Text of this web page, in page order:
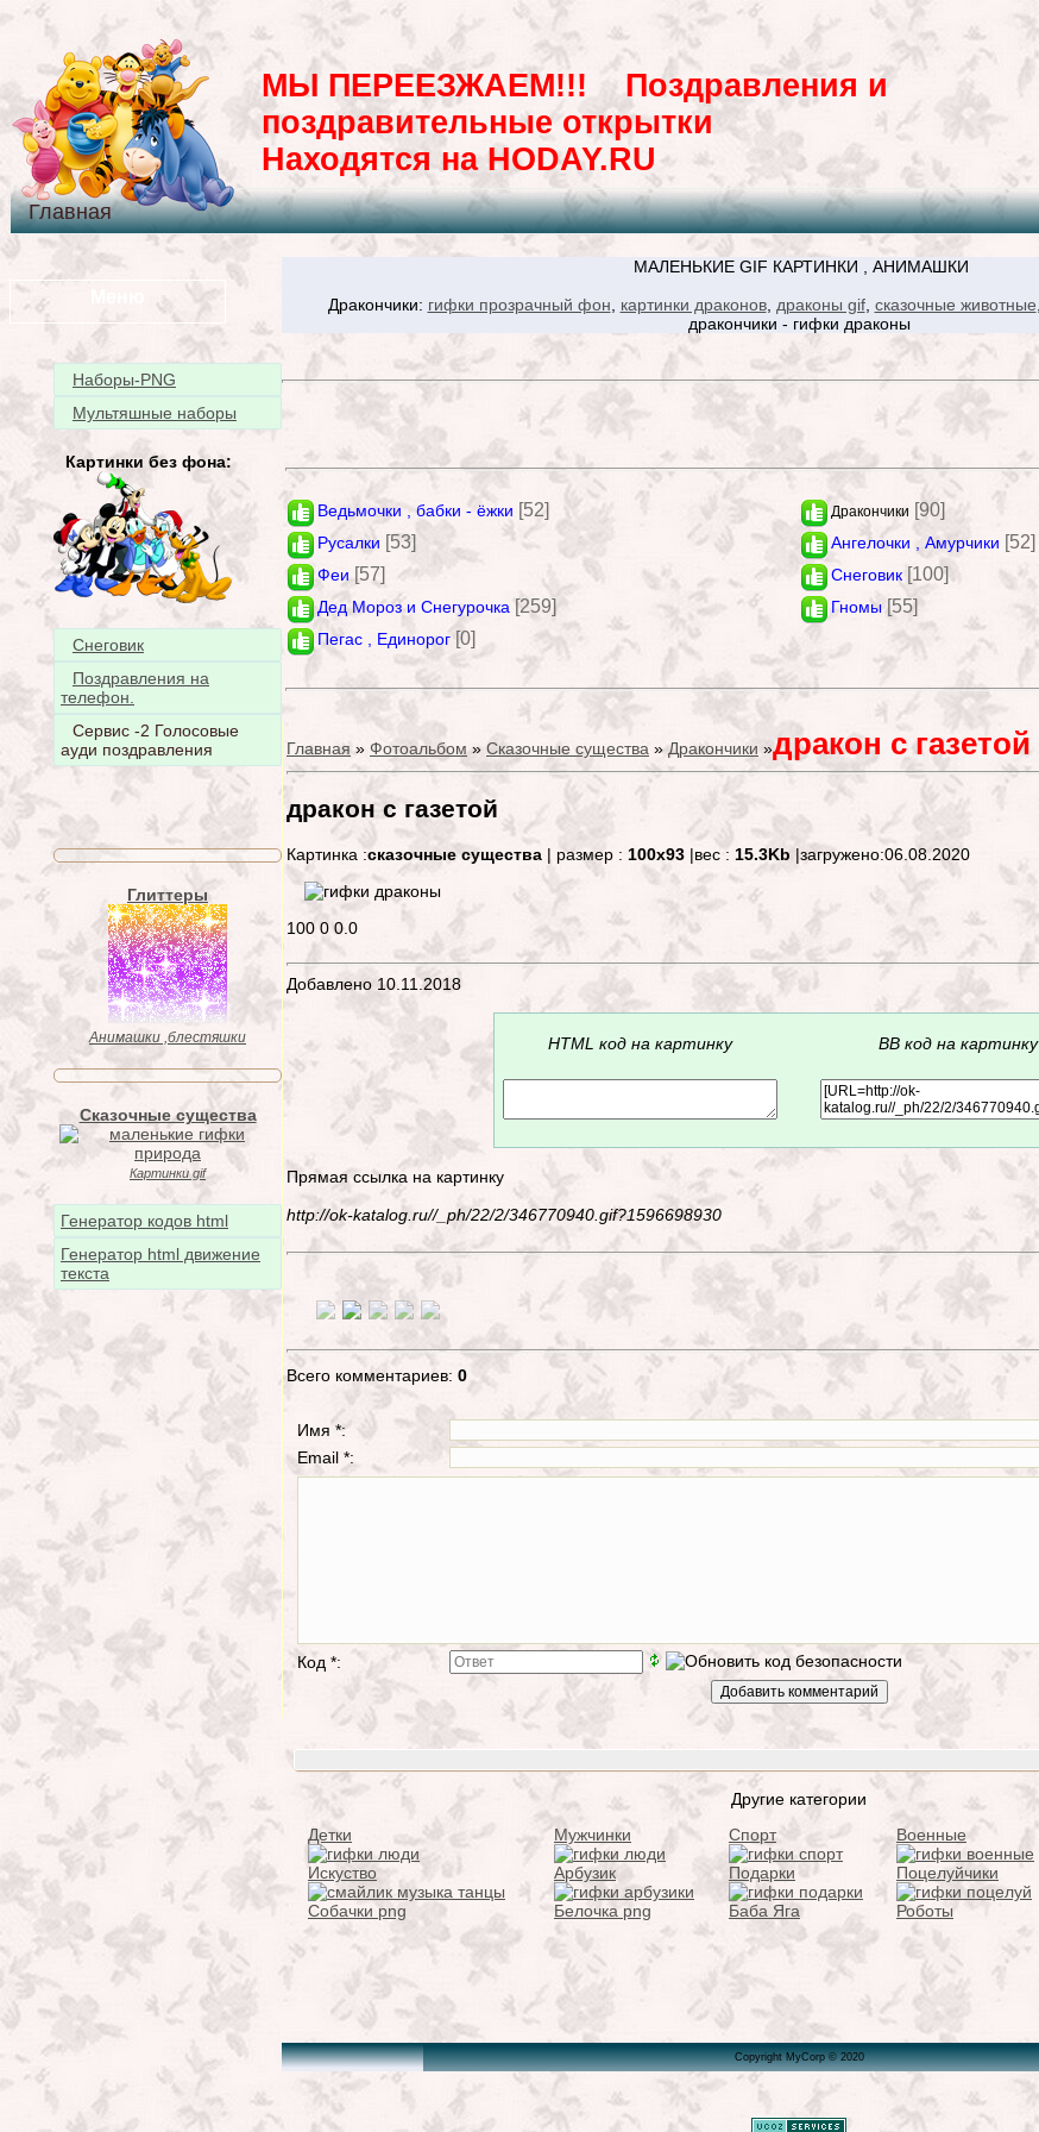
МЫ ПЕРЕЕЗЖАЕМ!!! Поздравления и
поздравительные открытки
Находятся на HODAY.RU
Главная
Наборы-PNG
Мультяшные наборы
Картинки без фона:
Снеговик
Поздравления на
телефон.
Сервис -2 Голосовые
ауди поздравления
Глиттеры
Анимашки ,блестяшки
Сказочные существа
Картинки gif
Генератор кодов html
Генератор html движение
текста
МАЛЕНЬКИЕ GIF КАРТИНКИ , АНИМАШКИ
Дракончики: гифки прозрачный фон картинки драконов, драконы gif, сказочные животные
дракончики - гифки драконы
Ведьмочки , бабки - ёжки [52] Дракончики [90]
Русалки [53] Ангелочки , Амурчики [52]
Феи [57] Снеговик [100]
Дед Мороз и Снегурочка [259] Гномы [55]
Пегас , Единорог [0]
Главная » Фотоальбом» Сказочные существа »Дракончики »дракон с газетой
дракон с газетой
Картинка :сказочные существа | размер : 100x93 |вес : 15.3Kb |загружено:06.08.2020
100 0 0.0
Добавлено 10.11.2018
HTML код на картинку BB код на картинку
Прямая ссылка на картинку
http://ok-katalog.ru//_ph/22/2/346770940.gif?1596698930
Всего комментариев: 0
Имя *:
Email *:
Код *:
Другие категории
Детки
Мужчинки Спорт Военные
Искуство
Арбузик Подарки Поцелуйчики
Собачки png
Белочка png Баба Яга Роботы
Copyright MyCorp © 2020